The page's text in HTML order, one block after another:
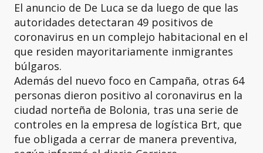
El anuncio de De Luca se da luego de que las
autoridades detectaran 49 positivos de
coronavirus en un complejo habitacional en el
que residen mayoritariamente inmigrantes
búlgaros.
Además del nuevo foco en Campaña, otras 64
personas dieron positivo al coronavirus en la
ciudad norteña de Bolonia, tras una serie de
controles en la empresa de logística Brt, que
fue obligada a cerrar de manera preventiva,